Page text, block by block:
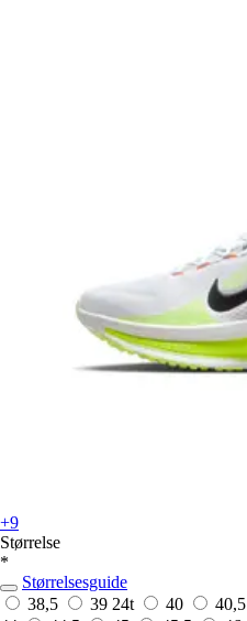
+9
Størrelse
*
Størrelsesguide
38,5
39 24t 40 40,5